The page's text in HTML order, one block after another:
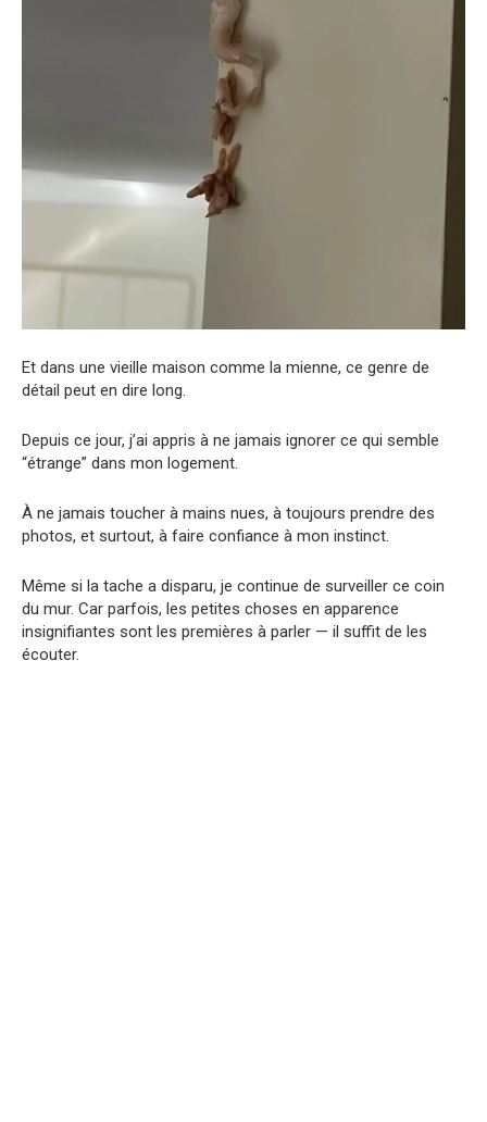
Et dans une vieille maison comme la mienne, ce genre de
détail peut en dire long.
Depuis ce jour, j’ai appris à ne jamais ignorer ce qui semble
“étrange” dans mon logement.
À ne jamais toucher à mains nues, à toujours prendre des
photos, et surtout, à faire confiance à mon instinct.
Même si la tache a disparu, je continue de surveiller ce coin
du mur. Car parfois, les petites choses en apparence
insignifiantes sont les premières à parler — il suffit de les
écouter.